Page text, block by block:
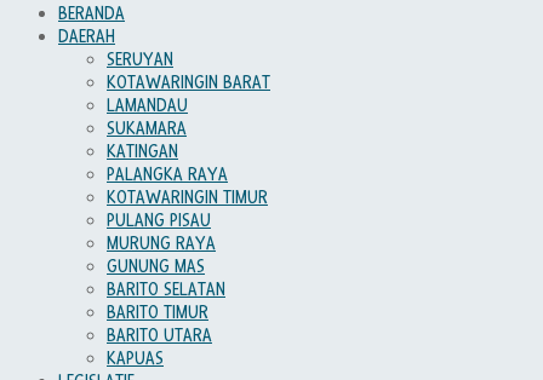
BERANDA
DAERAH
SERUYAN
KOTAWARINGIN BARAT
LAMANDAU
SUKAMARA
KATINGAN
PALANGKA RAYA
KOTAWARINGIN TIMUR
PULANG PISAU
MURUNG RAYA
GUNUNG MAS
BARITO SELATAN
BARITO TIMUR
BARITO UTARA
KAPUAS